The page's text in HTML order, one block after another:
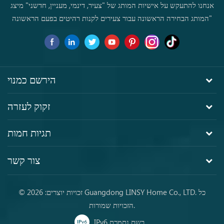
אנחנו להתעקש על אישיות המותג של "צעיר, דינמי, מעניין, חדשני" מיצג
"המותג הבחירה הראשונה עבור צעירים לקנות רהיטים בפעם הראשונה
הירשם כמנוי
זקוק לעזרה
תגיות חמות
צור קשר
© זכויות יוצרים: 2026 Guangdong LINSY Home Co., LTD. כל
הזכויות שמורות.
IPv6 רשת נתמכת